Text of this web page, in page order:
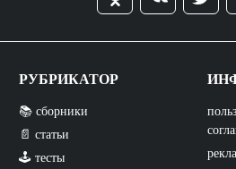
РУБРИКАТОР
📚 сборники
📄 статьи
🕹️ тесты